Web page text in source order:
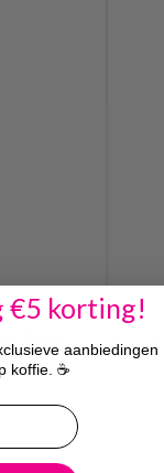
€5 korting!
aanbiedingen
koffie. ☕